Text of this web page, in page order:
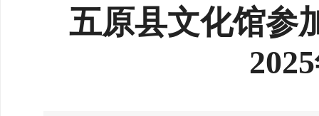
五原县文化馆参